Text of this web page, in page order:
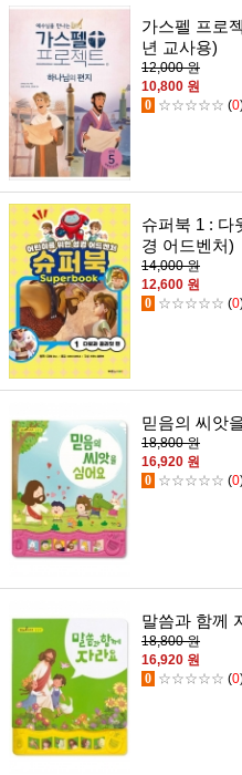
가스펠 프로
년 교사용)
12,000 원
10,800 원
0 ☆☆☆☆☆ (0
슈퍼북 1 : 다
경 어드벤처)
14,000 원
12,600 원
0 ☆☆☆☆☆ (0
믿음의 씨앗
18,800 원
16,920 원
0 ☆☆☆☆☆ (0
말씀과 함께
18,800 원
16,920 원
0 ☆☆☆☆☆ (0